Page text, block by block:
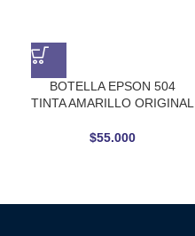
BOTELLA EPSON 504
TINTA AMARILLO ORIGINAL
$55.000